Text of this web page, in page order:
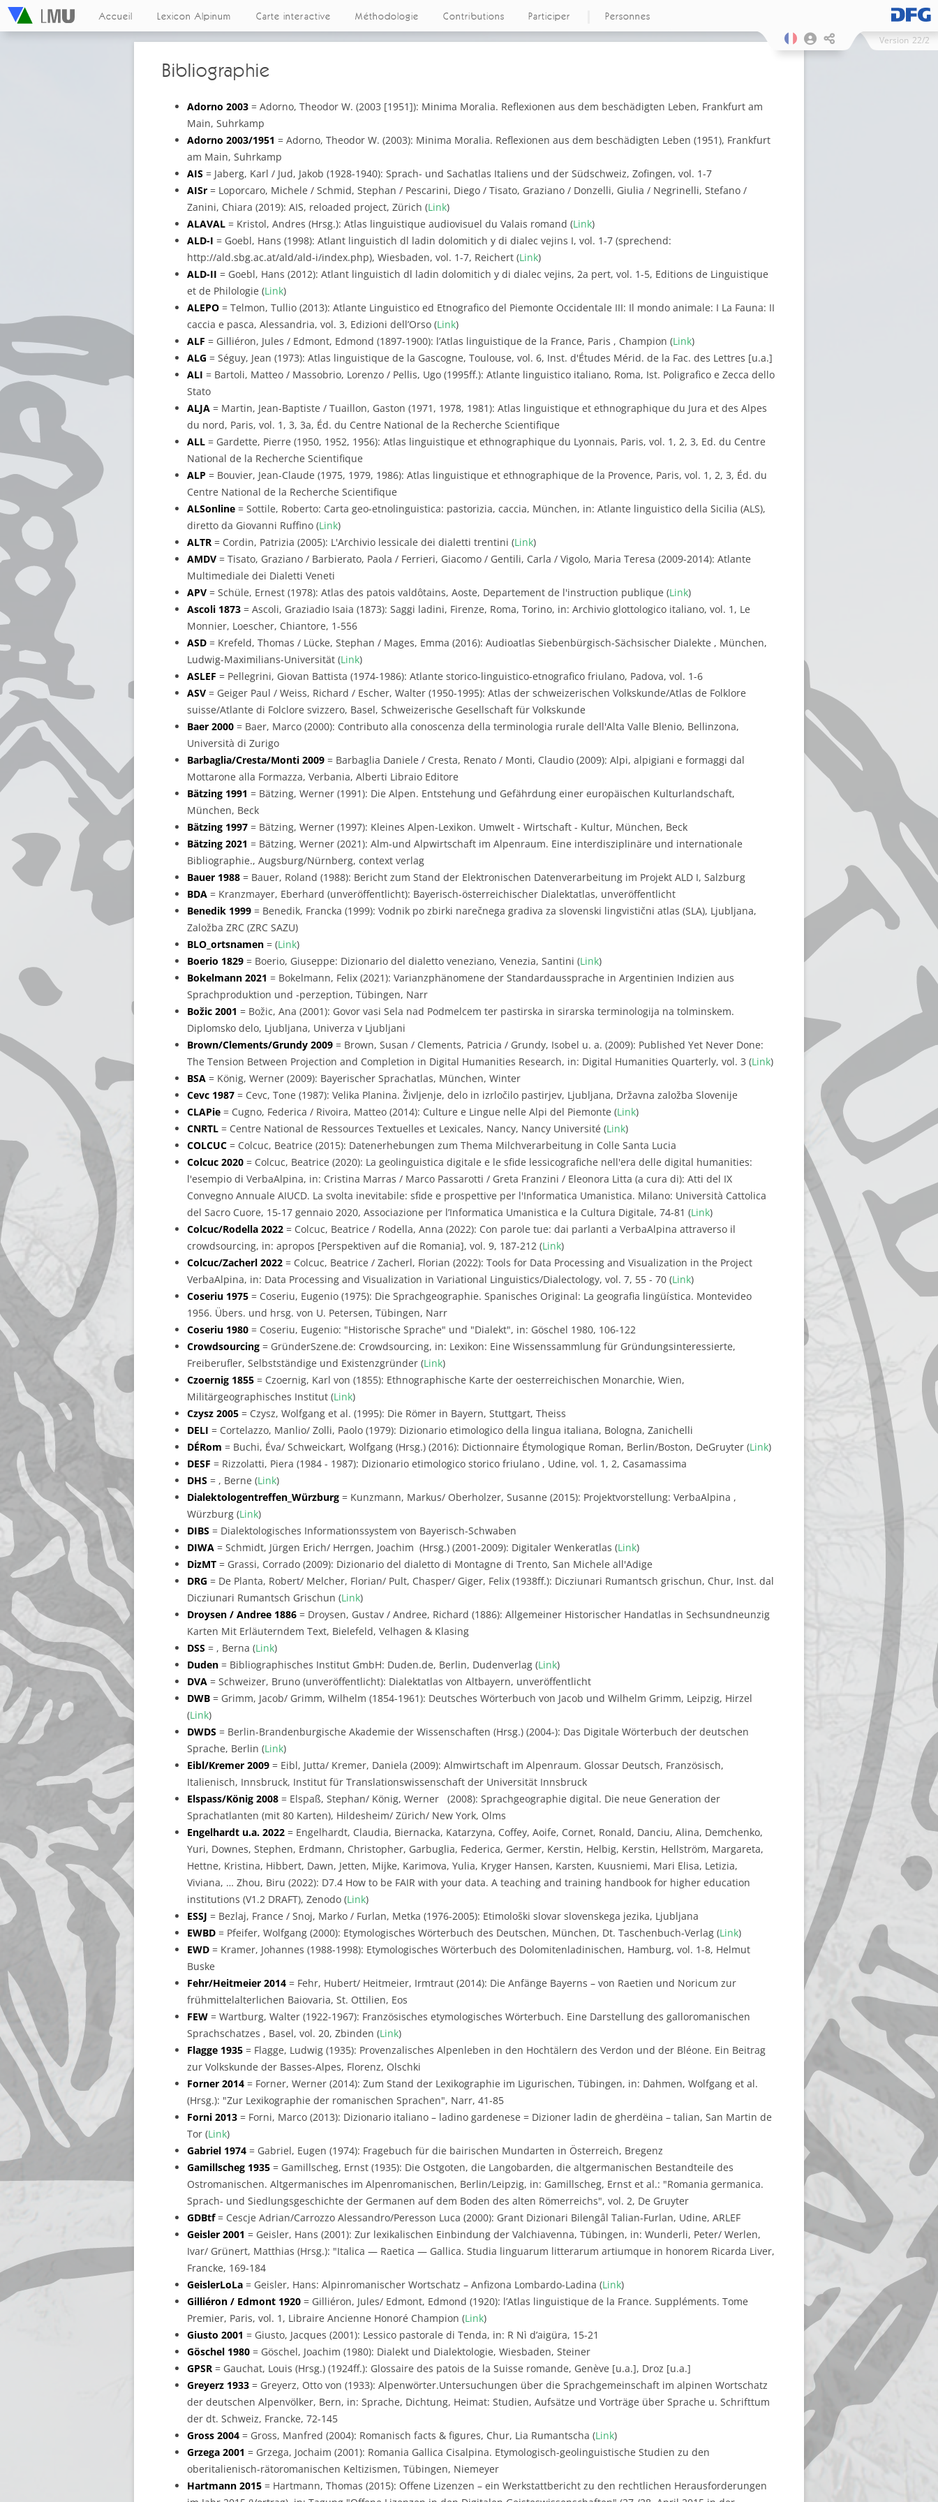
Accueil Lexicon Alpinum Carte interactive Méthodologie Contributions Participer Personnes
Version 22/2
Bibliographie
Adorno 2003 = Adorno, Theodor W. (2003 [1951]): Minima Moralia. Reflexionen aus dem beschädigten Leben, Frankfurt am
Main, Suhrkamp
Adorno 2003/1951 = Adorno, Theodor W. (2003): Minima Moralia. Reflexionen aus dem beschädigten Leben (1951), Frankfurt
am Main, Suhrkamp
AIS = Jaberg, Karl / Jud, Jakob (1928-1940): Sprach- und Sachatlas Italiens und der Südschweiz, Zofingen, vol. 1-7
AISr = Loporcaro, Michele / Schmid, Stephan / Pescarini, Diego / Tisato, Graziano / Donzelli, Giulia / Negrinelli, Stefano /
Zanini, Chiara (2019): AIS, reloaded project, Zürich (Link)
ALAVAL = Kristol, Andres (Hrsg.): Atlas linguistique audiovisuel du Valais romand (Link)
ALD-I = Goebl, Hans (1998): Atlant linguistich dl ladin dolomitich y di dialec vejins I, vol. 1-7 (sprechend:
http://ald.sbg.ac.at/ald/ald-i/index.php), Wiesbaden, vol. 1-7, Reichert (Link)
ALD-II = Goebl, Hans (2012): Atlant linguistich dl ladin dolomitich y di dialec vejins, 2a pert, vol. 1-5, Editions de Linguistique
et de Philologie (Link)
ALEPO = Telmon, Tullio (2013): Atlante Linguistico ed Etnografico del Piemonte Occidentale III: Il mondo animale: I La Fauna: II
caccia e pasca, Alessandria, vol. 3, Edizioni dell’Orso (Link)
ALF = Gilliéron, Jules / Edmont, Edmond (1897-1900): l’Atlas linguistique de la France, Paris , Champion (Link)
ALG = Séguy, Jean (1973): Atlas linguistique de la Gascogne, Toulouse, vol. 6, Inst. d'Études Mérid. de la Fac. des Lettres [u.a.]
ALI = Bartoli, Matteo / Massobrio, Lorenzo / Pellis, Ugo (1995ff.): Atlante linguistico italiano, Roma, Ist. Poligrafico e Zecca dello
Stato
ALJA = Martin, Jean-Baptiste / Tuaillon, Gaston (1971, 1978, 1981): Atlas linguistique et ethnographique du Jura et des Alpes
du nord, Paris, vol. 1, 3, 3a, Éd. du Centre National de la Recherche Scientifique
ALL = Gardette, Pierre (1950, 1952, 1956): Atlas linguistique et ethnographique du Lyonnais, Paris, vol. 1, 2, 3, Ed. du Centre
National de la Recherche Scientifique
ALP = Bouvier, Jean-Claude (1975, 1979, 1986): Atlas linguistique et ethnographique de la Provence, Paris, vol. 1, 2, 3, Éd. du
Centre National de la Recherche Scientifique
ALSonline = Sottile, Roberto: Carta geo-etnolinguistica: pastorizia, caccia, München, in: Atlante linguistico della Sicilia (ALS),
diretto da Giovanni Ruffino (Link)
ALTR = Cordin, Patrizia (2005): L'Archivio lessicale dei dialetti trentini (Link)
AMDV = Tisato, Graziano / Barbierato, Paola / Ferrieri, Giacomo / Gentili, Carla / Vigolo, Maria Teresa (2009-2014): Atlante
Multimediale dei Dialetti Veneti
APV = Schüle, Ernest (1978): Atlas des patois valdôtains, Aoste, Departement de l'instruction publique (Link)
Ascoli 1873 = Ascoli, Graziadio Isaia (1873): Saggi ladini, Firenze, Roma, Torino, in: Archivio glottologico italiano, vol. 1, Le
Monnier, Loescher, Chiantore, 1-556
ASD = Krefeld, Thomas / Lücke, Stephan / Mages, Emma (2016): Audioatlas Siebenbürgisch-Sächsischer Dialekte , München,
Ludwig-Maximilians-Universität (Link)
ASLEF = Pellegrini, Giovan Battista (1974-1986): Atlante storico-linguistico-etnografico friulano, Padova, vol. 1-6
ASV = Geiger Paul / Weiss, Richard / Escher, Walter (1950-1995): Atlas der schweizerischen Volkskunde/Atlas de Folklore
suisse/Atlante di Folclore svizzero, Basel, Schweizerische Gesellschaft für Volkskunde
Baer 2000 = Baer, Marco (2000): Contributo alla conoscenza della terminologia rurale dell'Alta Valle Blenio, Bellinzona,
Università di Zurigo
Barbaglia/Cresta/Monti 2009 = Barbaglia Daniele / Cresta, Renato / Monti, Claudio (2009): Alpi, alpigiani e formaggi dal
Mottarone alla Formazza, Verbania, Alberti Libraio Editore
Bätzing 1991 = Bätzing, Werner (1991): Die Alpen. Entstehung und Gefährdung einer europäischen Kulturlandschaft,
München, Beck
Bätzing 1997 = Bätzing, Werner (1997): Kleines Alpen-Lexikon. Umwelt - Wirtschaft - Kultur, München, Beck
Bätzing 2021 = Bätzing, Werner (2021): Alm-und Alpwirtschaft im Alpenraum. Eine interdisziplinäre und internationale
Bibliographie., Augsburg/Nürnberg, context verlag
Bauer 1988 = Bauer, Roland (1988): Bericht zum Stand der Elektronischen Datenverarbeitung im Projekt ALD I, Salzburg
BDA = Kranzmayer, Eberhard (unveröffentlicht): Bayerisch-österreichischer Dialektatlas, unveröffentlicht
Benedik 1999 = Benedik, Francka (1999): Vodnik po zbirki narečnega gradiva za slovenski lingvistični atlas (SLA), Ljubljana,
Založba ZRC (ZRC SAZU)
BLO_ortsnamen = (Link)
Boerio 1829 = Boerio, Giuseppe: Dizionario del dialetto veneziano, Venezia, Santini (Link)
Bokelmann 2021 = Bokelmann, Felix (2021): Varianzphänomene der Standardaussprache in Argentinien Indizien aus
Sprachproduktion und -perzeption, Tübingen, Narr
Božic 2001 = Božic, Ana (2001): Govor vasi Sela nad Podmelcem ter pastirska in sirarska terminologija na tolminskem.
Diplomsko delo, Ljubljana, Univerza v Ljubljani
Brown/Clements/Grundy 2009 = Brown, Susan / Clements, Patricia / Grundy, Isobel u. a. (2009): Published Yet Never Done:
The Tension Between Projection and Completion in Digital Humanities Research, in: Digital Humanities Quarterly, vol. 3 (Link)
BSA = König, Werner (2009): Bayerischer Sprachatlas, München, Winter
Cevc 1987 = Cevc, Tone (1987): Velika Planina. Življenje, delo in izrločilo pastirjev, Ljubljana, Državna založba Slovenije
CLAPie = Cugno, Federica / Rivoira, Matteo (2014): Culture e Lingue nelle Alpi del Piemonte (Link)
CNRTL = Centre National de Ressources Textuelles et Lexicales, Nancy, Nancy Université (Link)
COLCUC = Colcuc, Beatrice (2015): Datenerhebungen zum Thema Milchverarbeitung in Colle Santa Lucia
Colcuc 2020 = Colcuc, Beatrice (2020): La geolinguistica digitale e le sfide lessicografiche nell'era delle digital humanities:
l'esempio di VerbaAlpina, in: Cristina Marras / Marco Passarotti / Greta Franzini / Eleonora Litta (a cura di): Atti del IX
Convegno Annuale AIUCD. La svolta inevitabile: sfide e prospettive per l'Informatica Umanistica. Milano: Università Cattolica
del Sacro Cuore, 15-17 gennaio 2020, Associazione per l’Informatica Umanistica e la Cultura Digitale, 74-81 (Link)
Colcuc/Rodella 2022 = Colcuc, Beatrice / Rodella, Anna (2022): Con parole tue: dai parlanti a VerbaAlpina attraverso il
crowdsourcing, in: apropos [Perspektiven auf die Romania], vol. 9, 187-212 (Link)
Colcuc/Zacherl 2022 = Colcuc, Beatrice / Zacherl, Florian (2022): Tools for Data Processing and Visualization in the Project
VerbaAlpina, in: Data Processing and Visualization in Variational Linguistics/Dialectology, vol. 7, 55 - 70 (Link)
Coseriu 1975 = Coseriu, Eugenio (1975): Die Sprachgeographie. Spanisches Original: La geografia lingüística. Montevideo
1956. Übers. und hrsg. von U. Petersen, Tübingen, Narr
Coseriu 1980 = Coseriu, Eugenio: "Historische Sprache" und "Dialekt", in: Göschel 1980, 106-122
Crowdsourcing = GründerSzene.de: Crowdsourcing, in: Lexikon: Eine Wissenssammlung für Gründungsinteressierte,
Freiberufler, Selbstständige und Existenzgründer (Link)
Czoernig 1855 = Czoernig, Karl von (1855): Ethnographische Karte der oesterreichischen Monarchie, Wien,
Militärgeographisches Institut (Link)
Czysz 2005 = Czysz, Wolfgang et al. (1995): Die Römer in Bayern, Stuttgart, Theiss
DELI = Cortelazzo, Manlio/ Zolli, Paolo (1979): Dizionario etimologico della lingua italiana, Bologna, Zanichelli
DÉRom = Buchi, Éva/ Schweickart, Wolfgang (Hrsg.) (2016): Dictionnaire Étymologique Roman, Berlin/Boston, DeGruyter (Link)
DESF = Rizzolatti, Piera (1984 - 1987): Dizionario etimologico storico friulano , Udine, vol. 1, 2, Casamassima
DHS = , Berne (Link)
Dialektologentreffen_Würzburg = Kunzmann, Markus/ Oberholzer, Susanne (2015): Projektvorstellung: VerbaAlpina ,
Würzburg (Link)
DIBS = Dialektologisches Informationssystem von Bayerisch-Schwaben
DIWA = Schmidt, Jürgen Erich/ Herrgen, Joachim (Hrsg.) (2001-2009): Digitaler Wenkeratlas (Link)
DizMT = Grassi, Corrado (2009): Dizionario del dialetto di Montagne di Trento, San Michele all'Adige
DRG = De Planta, Robert/ Melcher, Florian/ Pult, Chasper/ Giger, Felix (1938ff.): Dicziunari Rumantsch grischun, Chur, Inst. dal
Dicziunari Rumantsch Grischun (Link)
Droysen / Andree 1886 = Droysen, Gustav / Andree, Richard (1886): Allgemeiner Historischer Handatlas in Sechsundneunzig
Karten Mit Erläuterndem Text, Bielefeld, Velhagen & Klasing
DSS = , Berna (Link)
Duden = Bibliographisches Institut GmbH: Duden.de, Berlin, Dudenverlag (Link)
DVA = Schweizer, Bruno (unveröffentlicht): Dialektatlas von Altbayern, unveröffentlicht
DWB = Grimm, Jacob/ Grimm, Wilhelm (1854-1961): Deutsches Wörterbuch von Jacob und Wilhelm Grimm, Leipzig, Hirzel
(Link)
DWDS = Berlin-Brandenburgische Akademie der Wissenschaften (Hrsg.) (2004-): Das Digitale Wörterbuch der deutschen
Sprache, Berlin (Link)
Eibl/Kremer 2009 = Eibl, Jutta/ Kremer, Daniela (2009): Almwirtschaft im Alpenraum. Glossar Deutsch, Französisch,
Italienisch, Innsbruck, Institut für Translationswissenschaft der Universität Innsbruck
Elspass/König 2008 = Elspaß, Stephan/ König, Werner (2008): Sprachgeographie digital. Die neue Generation der
Sprachatlanten (mit 80 Karten), Hildesheim/ Zürich/ New York, Olms
Engelhardt u.a. 2022 = Engelhardt, Claudia, Biernacka, Katarzyna, Coffey, Aoife, Cornet, Ronald, Danciu, Alina, Demchenko,
Yuri, Downes, Stephen, Erdmann, Christopher, Garbuglia, Federica, Germer, Kerstin, Helbig, Kerstin, Hellström, Margareta,
Hettne, Kristina, Hibbert, Dawn, Jetten, Mijke, Karimova, Yulia, Kryger Hansen, Karsten, Kuusniemi, Mari Elisa, Letizia,
Viviana, … Zhou, Biru (2022): D7.4 How to be FAIR with your data. A teaching and training handbook for higher education
institutions (V1.2 DRAFT), Zenodo (Link)
ESSJ = Bezlaj, France / Snoj, Marko / Furlan, Metka (1976-2005): Etimološki slovar slovenskega jezika, Ljubljana
EWBD = Pfeifer, Wolfgang (2000): Etymologisches Wörterbuch des Deutschen, München, Dt. Taschenbuch-Verlag (Link)
EWD = Kramer, Johannes (1988-1998): Etymologisches Wörterbuch des Dolomitenladinischen, Hamburg, vol. 1-8, Helmut
Buske
Fehr/Heitmeier 2014 = Fehr, Hubert/ Heitmeier, Irmtraut (2014): Die Anfänge Bayerns – von Raetien und Noricum zur
frühmittelalterlichen Baiovaria, St. Ottilien, Eos
FEW = Wartburg, Walter (1922-1967): Französisches etymologisches Wörterbuch. Eine Darstellung des galloromanischen
Sprachschatzes , Basel, vol. 20, Zbinden (Link)
Flagge 1935 = Flagge, Ludwig (1935): Provenzalisches Alpenleben in den Hochtälern des Verdon und der Bléone. Ein Beitrag
zur Volkskunde der Basses-Alpes, Florenz, Olschki
Forner 2014 = Forner, Werner (2014): Zum Stand der Lexikographie im Ligurischen, Tübingen, in: Dahmen, Wolfgang et al.
(Hrsg.): "Zur Lexikographie der romanischen Sprachen", Narr, 41-85
Forni 2013 = Forni, Marco (2013): Dizionario italiano – ladino gardenese = Dizioner ladin de gherdëina – talian, San Martin de
Tor (Link)
Gabriel 1974 = Gabriel, Eugen (1974): Fragebuch für die bairischen Mundarten in Österreich, Bregenz
Gamillscheg 1935 = Gamillscheg, Ernst (1935): Die Ostgoten, die Langobarden, die altgermanischen Bestandteile des
Ostromanischen. Altgermanisches im Alpenromanischen, Berlin/Leipzig, in: Gamillscheg, Ernst et al.: "Romania germanica.
Sprach- und Siedlungsgeschichte der Germanen auf dem Boden des alten Römerreichs", vol. 2, De Gruyter
GDBtf= Cescje Adrian/Carrozzo Alessandro/Peresson Luca (2000): Grant Dizionari Bilengâl Talian-Furlan, Udine, ARLEF
Geisler 2001 = Geisler, Hans (2001): Zur lexikalischen Einbindung der Valchiavenna, Tübingen, in: Wunderli, Peter/ Werlen,
Ivar/ Grünert, Matthias (Hrsg.): "Italica — Raetica — Gallica. Studia linguarum litterarum artiumque in honorem Ricarda Liver,
Francke, 169-184
GeislerLoLa = Geisler, Hans: Alpinromanischer Wortschatz – Anfizona Lombardo-Ladina (Link)
Gilliéron / Edmont 1920 = Gilliéron, Jules/ Edmont, Edmond (1920): l’Atlas linguistique de la France. Suppléments. Tome
Premier, Paris, vol. 1, Libraire Ancienne Honoré Champion (Link)
Giusto 2001 = Giusto, Jacques (2001): Lessico pastorale di Tenda, in: R Nì d’aigüra, 15-21
Göschel 1980 = Göschel, Joachim (1980): Dialekt und Dialektologie, Wiesbaden, Steiner
GPSR = Gauchat, Louis (Hrsg.) (1924ff.): Glossaire des patois de la Suisse romande, Genève [u.a.], Droz [u.a.]
Greyerz 1933 = Greyerz, Otto von (1933): Alpenwörter.Untersuchungen über die Sprachgemeinschaft im alpinen Wortschatz
der deutschen Alpenvölker, Bern, in: Sprache, Dichtung, Heimat: Studien, Aufsätze und Vorträge über Sprache u. Schrifttum
der dt. Schweiz, Francke, 72-145
Gross 2004 = Gross, Manfred (2004): Romanisch facts & figures, Chur, Lia Rumantscha (Link)
Grzega 2001 = Grzega, Jochaim (2001): Romania Gallica Cisalpina. Etymologisch-geolinguistische Studien zu den
oberitalienisch-rätoromanischen Keltizismen, Tübingen, Niemeyer
Hartmann 2015 = Hartmann, Thomas (2015): Offene Lizenzen – ein Werkstattbericht zu den rechtlichen Herausforderungen